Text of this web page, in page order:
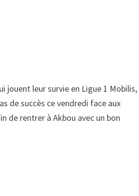
jouent leur survie en Ligue 1 Mobilis,
de succès ce vendredi face aux
de rentrer à Akbou avec un bon